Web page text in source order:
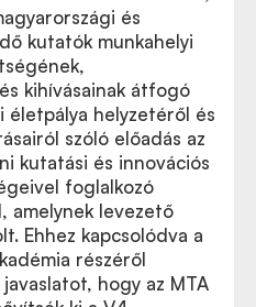
és
kutatók munkahelyi
kihívásainak átfogó
helyzetéről és
szóló előadás az
kutatási és innovációs
foglalkozó
amelynek levezető
Ehhez kapcsolódva a
részéről
hogy az MTA